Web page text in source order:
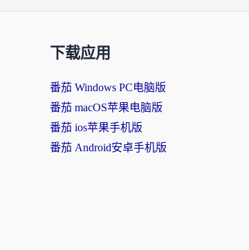
下载应用
番茄 Windows PC电脑版
番茄 macOS苹果电脑版
番茄 ios苹果手机版
番茄 Android安卓手机版